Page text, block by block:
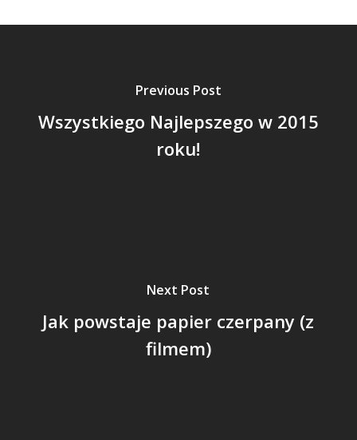
Previous Post
Wszystkiego Najlepszego w 2015
roku!
Next Post
Jak powstaje papier czerpany (z
filmem)